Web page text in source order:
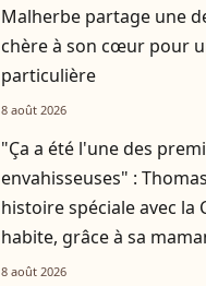
Malherbe partage une
chère à son cœur pour
particulière
8 août 2026
"Ça a été l'une des
envahisseuses" :
histoire spéciale avec la
habite, grâce à sa
Hardy
8 août 2026